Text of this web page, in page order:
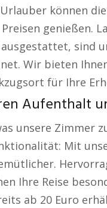
können
genießen.
ausgestattet, sind
Wir bieten
für Ihre
Aufenthalt
unsere Zimmer
Mit
Ihre Reise
ab 20 Euro